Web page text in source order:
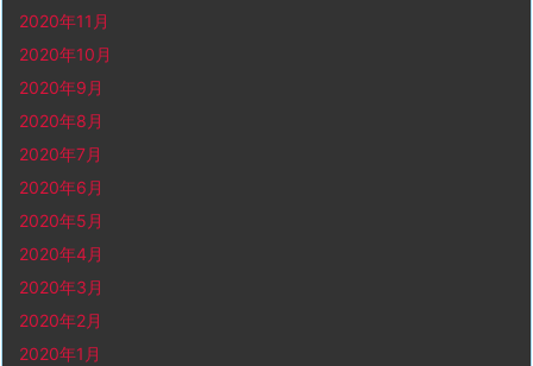
2020年11月
2020年10月
2020年9月
2020年8月
2020年7月
2020年6月
2020年5月
2020年4月
2020年3月
2020年2月
2020年1月